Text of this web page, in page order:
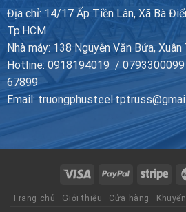
Địa chỉ: 14/17 Ấp Tiền Lân, Xã Bà
Tp.HCM
Nhà máy: 138 Nguyễn Văn Bứa,
Hotline: 0918194019 /
67899
Email:
Trang chủ Giới thiệu Cửa hàng